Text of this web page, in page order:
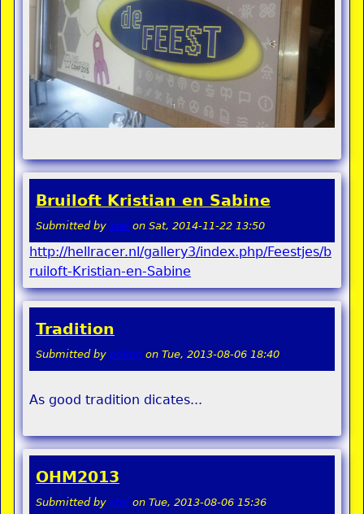
Bruiloft Kristian en Sabine
Submitted by stel on Sat, 2014-11-22 13:50
http://hellracer.nl/gallery3/index.php/Feestjes/b
ruiloft-Kristian-en-Sabine
Tradition
Submitted by pokon on Tue, 2013-08-06 18:40
As good tradition dicates...
OHM2013
Submitted by stel on Tue, 2013-08-06 15:36